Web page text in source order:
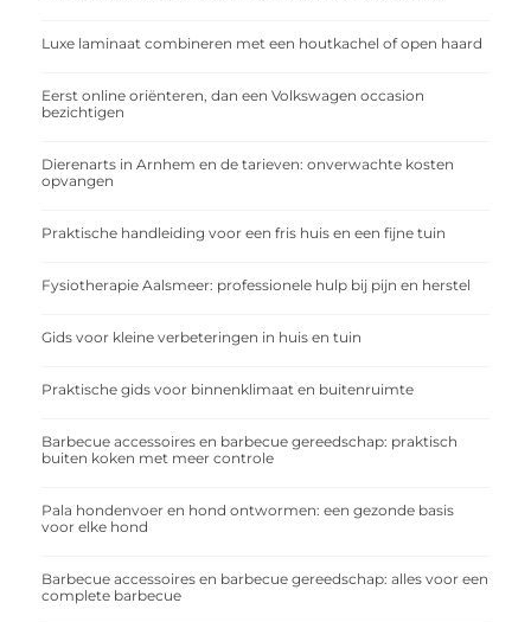
Luxe laminaat combineren met een houtkachel of open haard
Eerst online oriënteren, dan een Volkswagen occasion
bezichtigen
Dierenarts in Arnhem en de tarieven: onverwachte kosten
opvangen
Praktische handleiding voor een fris huis en een fijne tuin
Fysiotherapie Aalsmeer: professionele hulp bij pijn en herstel
Gids voor kleine verbeteringen in huis en tuin
Praktische gids voor binnenklimaat en buitenruimte
Barbecue accessoires en barbecue gereedschap: praktisch
buiten koken met meer controle
Pala hondenvoer en hond ontwormen: een gezonde basis
voor elke hond
Barbecue accessoires en barbecue gereedschap: alles voor een
complete barbecue